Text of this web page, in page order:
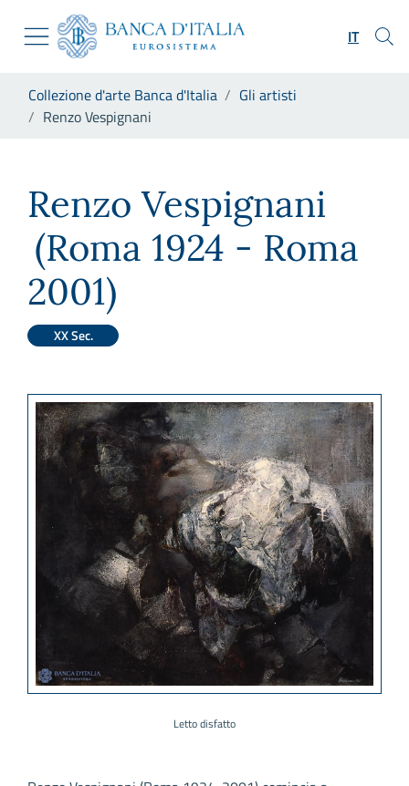
Skip to Main Content
Vai al sito istituzionale
Vai al menu di navigazione
Vai alla ricerca
Vai al footer
IT
Collezione d'arte Banca d'Italia
Gli artisti
Renzo Vespignani
Renzo Vespignani
(Roma 1924 - Roma
2001)
XX Sec.
Letto disfatto